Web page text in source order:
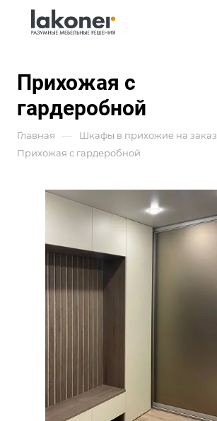
Прихожая с
гардеробной
Главная — Шкафы в прихожие на заказ
Прихожая с гардеробной